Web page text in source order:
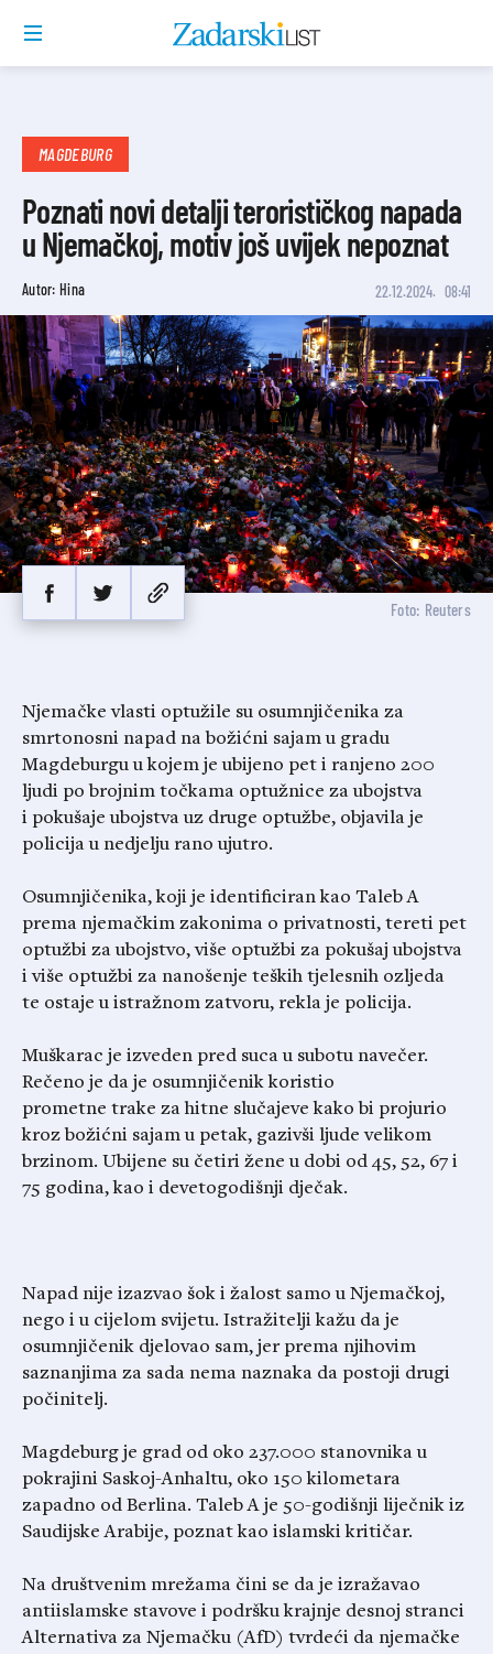
MAGDEBURG
Poznati novi detalji terorističkog napada
u Njemačkoj, motiv još uvijek nepoznat
Autor: Hina 22.12.2024. 08:41
Foto: Reuters
Njemačke vlasti optužile su osumnjičenika za
smrtonosni napad na božićni sajam u gradu
Magdeburgu u kojem je ubijeno pet i ranjeno 200
ljudi po brojnim točkama optužnice za ubojstva
i pokušaje ubojstva uz druge optužbe, objavila je
policija u nedjelju rano ujutro.
Osumnjičenika, koji je identificiran kao Taleb A
prema njemačkim zakonima o privatnosti, tereti pet
optužbi za ubojstvo, više optužbi za pokušaj ubojstva
i više optužbi za nanošenje teških tjelesnih ozljeda
te ostaje u istražnom zatvoru, rekla je policija.
Muškarac je izveden pred suca u subotu navečer.
Rečeno je da je osumnjičenik koristio
prometne trake za hitne slučajeve kako bi projurio
kroz božićni sajam u petak, gazivši ljude velikom
brzinom. Ubijene su četiri žene u dobi od 45, 52, 67 i
75 godina, kao i devetogodišnji dječak.
Napad nije izazvao šok i žalost samo u Njemačkoj,
nego i u cijelom svijetu. Istražitelji kažu da je
osumnjičenik djelovao sam, jer prema njihovim
saznanjima za sada nema naznaka da postoji drugi
počinitelj.
Magdeburg je grad od oko 237.000 stanovnika u
pokrajini Saskoj-Anhaltu, oko 150 kilometara
zapadno od Berlina. Taleb A je 50-godišnji liječnik iz
Saudijske Arabije, poznat kao islamski kritičar.
Na društvenim mrežama čini se da je izražavao
antiislamske stavove i podršku krajnje desnoj stranci
Alternativa za Njemačku (AfD) tvrdeći da njemačke